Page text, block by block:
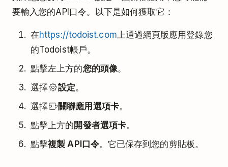
要輸入您的API口令。以下是如何獲取它：
在https://todoist.com上通過網頁版應用登錄您
的Todoist帳戶。
點擊左上方的您的頭像。
選擇
設定。
選擇
關聯應用選項卡。
點擊上方的 開發者選項卡。
點擊複製 API口令。它已保存到您的剪貼板。